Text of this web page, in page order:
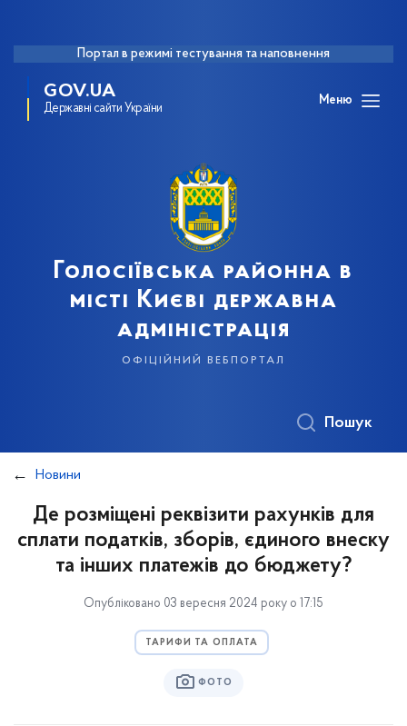
Портал в режимі тестування та наповнення
GOV.UA
Державні сайти України
Меню
Голосіївська районна в
місті Києві державна
адміністрація
офіційний вебпортал
Пошук
Новини
Де розміщені реквізити рахунків для
сплати податків, зборів, єдиного внеску
та інших платежів до бюджету?
Опубліковано 03 вересня 2024 року о 17:15
ТАРИФИ ТА ОПЛАТА
ФОТО